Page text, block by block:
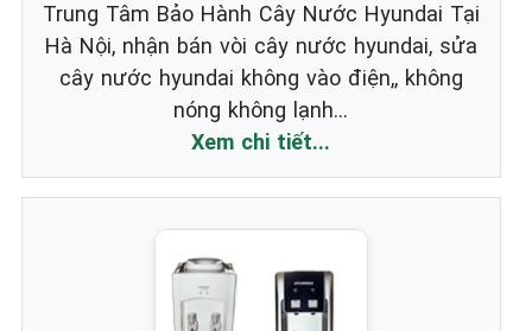
Trung Tâm Bảo Hành Cây Nước Hyundai Tại
Hà Nội, nhận bán vòi cây nước hyundai, sửa
cây nước hyundai không vào điện,, không
nóng không lạnh...
Xem chi tiết...